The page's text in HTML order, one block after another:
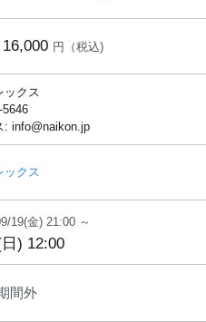
16,000 円（税込)
ックス
: info@naikon.jp
ックス
19(金) 21:00 ～
) 12:00
間外